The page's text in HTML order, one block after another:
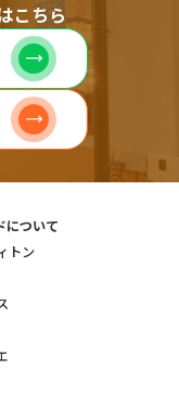
こちら
について
トン